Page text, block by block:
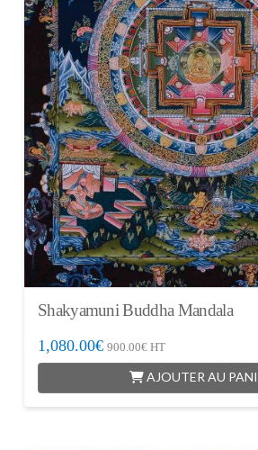
Shakyamuni Buddha Mandala
1,080.00€ 900.00€HT
AJOUTER AU